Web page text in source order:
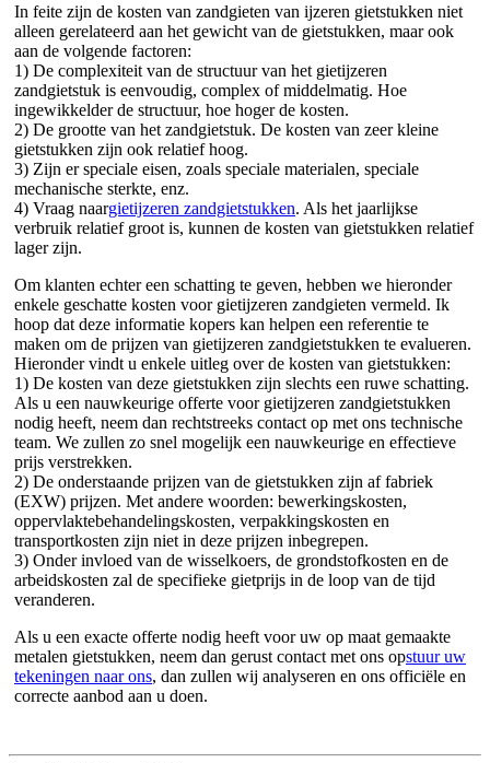
In feite zijn de kosten van zandgieten van ijzeren gietstukken niet
alleen gerelateerd aan het gewicht van de gietstukken, maar ook
aan de volgende factoren:
1) De complexiteit van de structuur van het gietijzeren
zandgietstuk is eenvoudig, complex of middelmatig. Hoe
ingewikkelder de structuur, hoe hoger de kosten.
2) De grootte van het zandgietstuk. De kosten van zeer kleine
gietstukken zijn ook relatief hoog.
3) Zijn er speciale eisen, zoals speciale materialen, speciale
mechanische sterkte, enz.
4) Vraag naargietijzeren zandgietstukken. Als het jaarlijkse
verbruik relatief groot is, kunnen de kosten van gietstukken relatief
lager zijn.
Om klanten echter een schatting te geven, hebben we hieronder
enkele geschatte kosten voor gietijzeren zandgieten vermeld. Ik
hoop dat deze informatie kopers kan helpen een referentie te
maken om de prijzen van gietijzeren zandgietstukken te evalueren.
Hieronder vindt u enkele uitleg over de kosten van gietstukken:
1) De kosten van deze gietstukken zijn slechts een ruwe schatting.
Als u een nauwkeurige offerte voor gietijzeren zandgietstukken
nodig heeft, neem dan rechtstreeks contact op met ons technische
team. We zullen zo snel mogelijk een nauwkeurige en effectieve
prijs verstrekken.
2) De onderstaande prijzen van de gietstukken zijn af fabriek
(EXW) prijzen. Met andere woorden: bewerkingskosten,
oppervlaktebehandelingskosten, verpakkingskosten en
transportkosten zijn niet in deze prijzen inbegrepen.
3) Onder invloed van de wisselkoers, de grondstofkosten en de
arbeidskosten zal de specifieke gietprijs in de loop van de tijd
veranderen.
Als u een exacte offerte nodig heeft voor uw op maat gemaakte
metalen gietstukken, neem dan gerust contact met ons opstuur uw
tekeningen naar ons, dan zullen wij analyseren en ons officiële en
correcte aanbod aan u doen.